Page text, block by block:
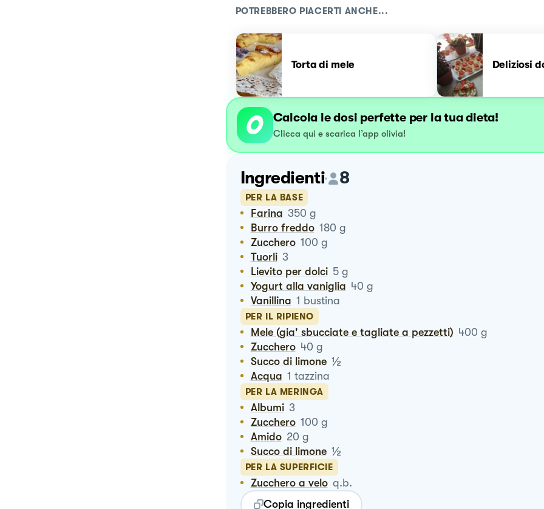
POTREBBERO PIACERTI ANCHE...
Torta di mele Deliziosi
Calcola le dosi perfette per la tua dieta!
Clicca qui e scarica l’app olivia!
Ingredienti 8
PER LA BASE
Farina 350 g
Burro freddo 180 g
Zucchero 100 g
Tuorli 3
Lievito per dolci 5 g
Yogurt alla vaniglia 40 g
Vanillina 1 bustina
PER IL RIPIENO
Mele (gia' sbucciate e tagliate a pezzetti) 400 g
Zucchero 40 g
Succo di limone ½
Acqua 1 tazzina
PER LA MERINGA
Albumi 3
Zucchero 100 g
Amido 20 g
Succo di limone ½
PER LA SUPERFICIE
Zucchero a velo q.b.
Copia ingredienti